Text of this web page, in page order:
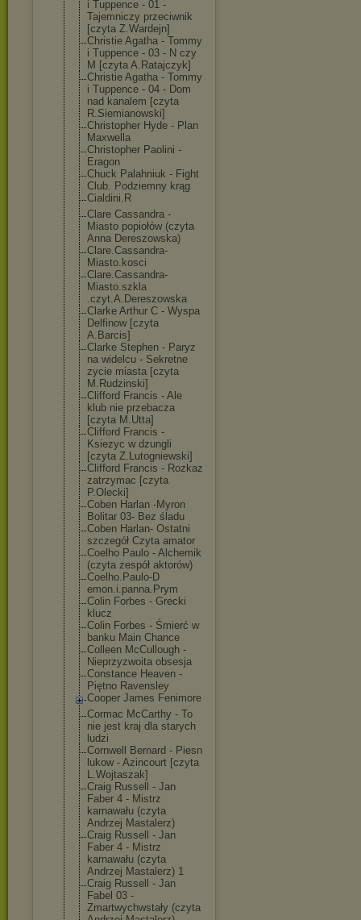
i Tuppence - 01 -
Tajemniczy przeciwnik
[czyta Z.Wardejn]
Christie Agatha - Tommy
i Tuppence - 03 - N czy
M [czyta A.Ratajczyk]
Christie Agatha - Tommy
i Tuppence - 04 - Dom
nad kanalem [czyta
R.Siemianowski]
Christopher Hyde - Plan
Maxwella
Christopher Paolini -
Eragon
Chuck Palahniuk - Fight
Club. Podziemny krąg
Cialdini.R
Clare Cassandra -
Miasto popiołów (czyta
Anna Dereszowska)
Clare.Cassandra-
Miasto.kosci
Clare.Cassandra-
Miasto.szkla
.czyt.A.Dereszowska
Clarke Arthur C - Wyspa
Delfinow [czyta
A.Barcis]
Clarke Stephen - Paryz
na widelcu - Sekretne
zycie miasta [czyta
M.Rudzinski]
Clifford Francis - Ale
klub nie przebacza
[czyta M.Utta]
Clifford Francis -
Ksiezyc w dzungli
[czyta Z.Lutogniewski]
Clifford Francis - Rozkaz
zatrzymac [czyta
P.Olecki]
Coben Harlan -Myron
Bolitar 03- Bez śladu
Coben Harlan- Ostatni
szczegół Czyta amator
Coelho Paulo - Alchemik
(czyta zespół aktorów)
Coelho.Paulo-D
emon.i.panna.Prym
Colin Forbes - Grecki
klucz
Colin Forbes - Śmierć w
banku Main Chance
Colleen McCullough -
Nieprzyzwoita obsesja
Constance Heaven -
Piętno Ravensley
Cooper James Fenimore
Cormac McCarthy - To
nie jest kraj dla starych
ludzi
Cornwell Bernard - Piesn
lukow - Azincourt [czyta
L.Wojtaszak]
Craig Russell - Jan
Faber 4 - Mistrz
karnawału (czyta
Andrzej Mastalerz)
Craig Russell - Jan
Faber 4 - Mistrz
karnawału (czyta
Andrzej Mastalerz) 1
Craig Russell - Jan
Fabel 03 -
Zmartwychwstały (czyta